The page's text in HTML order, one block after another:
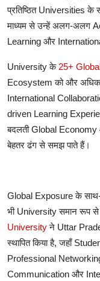
प्रतिष्ठितUniversitiesके
माध्यम से उन्हें अलग-अलग
Learning और
Universityके 25+
Ecosystemको और अधिक
International
driven Learning
बदलतीGlobal Economy
बेहतर ढंग से समझ पाते हैं।
Global Exposureके साथ
भीUniversityसमान रूप से
Universityने Uttar
स्थापित किया है,जहाँ
Professional
Communication और